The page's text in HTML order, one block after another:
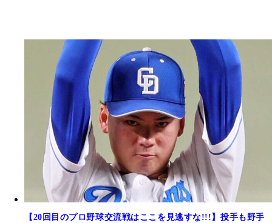
【20回目のプロ野球交流戦はここを見逃すな!!!】投手も野手